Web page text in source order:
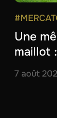
Une
maillot
7 août